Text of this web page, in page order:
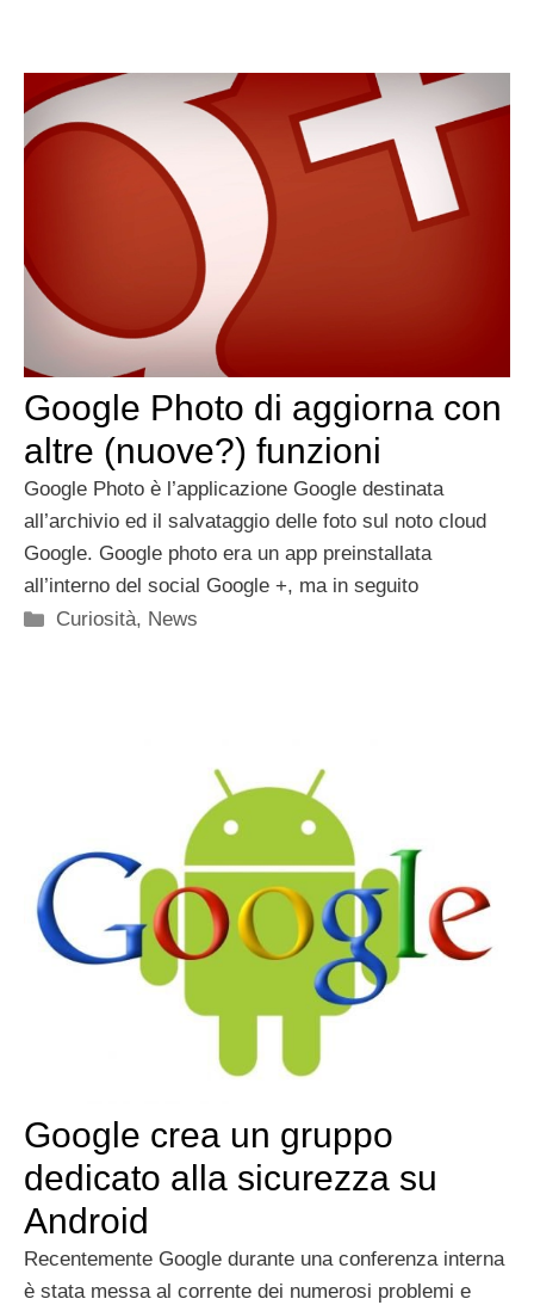
Google Photo di aggiorna con
altre (nuove?) funzioni
Google Photo è l’applicazione Google destinata
all’archivio ed il salvataggio delle foto sul noto cloud
Google. Google photo era un app preinstallata
all’interno del social Google +, ma in seguito
Categorie
Curiosità, News
Google crea un gruppo
dedicato alla sicurezza su
Android
Recentemente Google durante una conferenza interna
è stata messa al corrente dei numerosi problemi e